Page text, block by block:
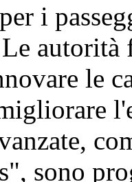
i
autorità
le
sono